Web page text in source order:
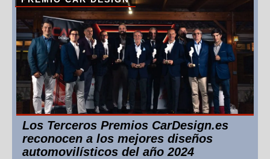
Los Terceros Premios CarDesign.es
reconocen a los mejores diseños
automovilísticos del año 2024